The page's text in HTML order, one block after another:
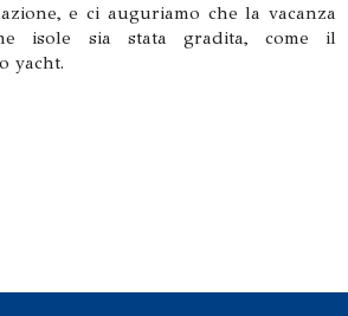
e ci auguriamo che la vacanza
isole sia stata gradita, come il
yacht.